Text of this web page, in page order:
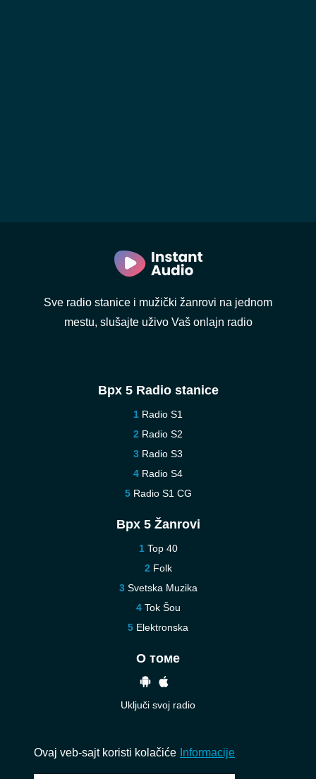
Sve radio stanice i mužički žanrovi na jednom
mestu, slušajte uživo Vaš onlajn radio
Врх 5 Radio stanice
Radio S1
Radio S2
Radio S3
Radio S4
Radio S1 CG
Врх 5 Žanrovi
Top 40
Folk
Svetska Muzika
Tok Šou
Elektronska
О томе
Uključi svoj radio
Ovaj veb-sajt koristi kolačiće Informacije